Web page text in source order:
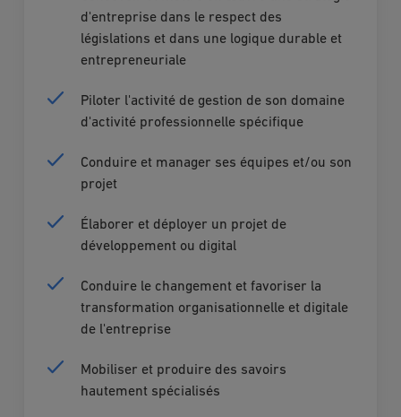
d'entreprise dans le respect des
législations et dans une logique durable et
entrepreneuriale
Piloter l'activité de gestion de son domaine
d'activité professionnelle spécifique
Conduire et manager ses équipes et/ou son
projet
Élaborer et déployer un projet de
développement ou digital
Conduire le changement et favoriser la
transformation organisationnelle et digitale
de l'entreprise
Mobiliser et produire des savoirs
hautement spécialisés